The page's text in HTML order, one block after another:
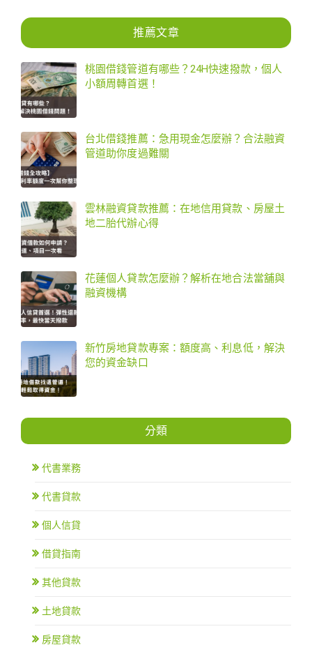
推薦文章
桃園借錢管道有哪些？24H快速撥款，個人
小額周轉首選！
台北借錢推薦：急用現金怎麼辦？合法融資
管道助你度過難關
雲林融資貸款推薦：在地信用貸款、房屋土
地二胎代辦心得
花蓮個人貸款怎麼辦？解析在地合法當舖與
融資機構
新竹房地貸款專案：額度高、利息低，解決
您的資金缺口
分類
代書業務
代書貸款
個人信貸
借貸指南
其他貸款
土地貸款
房屋貸款